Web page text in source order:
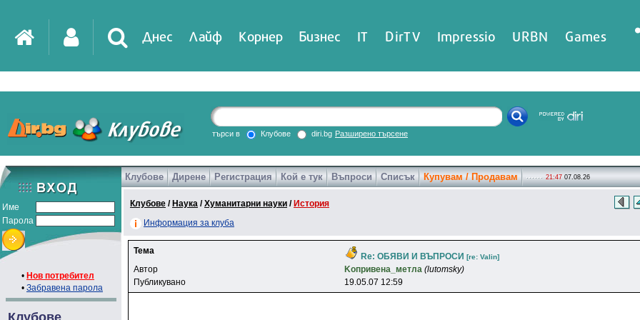
Днес Лайф Корнер Бизнес IT DirTV Impressio URBN Games
търси в Клубове diri.bg Разширено търсене
Име
Парола
• Нов потребител
• Забравена парола
Клубове
Клубове Дирене Регистрация Кой е тук Въпроси Списък Купувам / Продавам 21:47 07.08.26
Клубове / Наука /Хуманитарни науки / История
Информация за клуба
Тема
Re: ОБЯВИ И ВЪПРОСИ [re: Valin]
Автор Koпpивeнa_мeтлa (lutomsky)
Публикувано
19.05.07 12:59